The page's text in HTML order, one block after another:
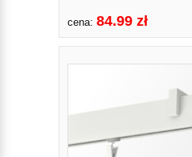
cena: 84.99 zł